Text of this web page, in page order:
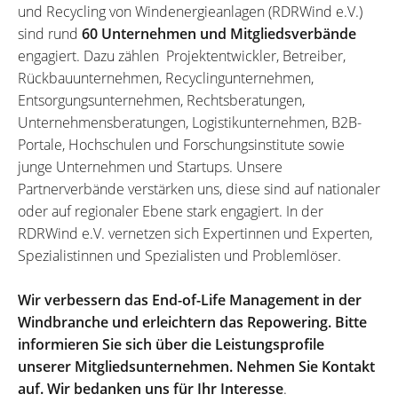
und Recycling von Windenergieanlagen (RDRWind e.V.)
sind rund 60 Unternehmen und Mitgliedsverbände
engagiert. Dazu zählen Projektentwickler, Betreiber,
Rückbauunternehmen, Recyclingunternehmen,
Entsorgungsunternehmen, Rechtsberatungen,
Unternehmensberatungen, Logistikunternehmen, B2B-
Portale, Hochschulen und Forschungsinstitute sowie
junge Unternehmen und Startups. Unsere
Partnerverbände verstärken uns, diese sind auf nationaler
oder auf regionaler Ebene stark engagiert. In der
RDRWind e.V. vernetzen sich Expertinnen und Experten,
Spezialistinnen und Spezialisten und Problemlöser.
Wir verbessern das End-of-Life Management in der
Windbranche und erleichtern das Repowering. Bitte
informieren Sie sich über die Leistungsprofile
unserer Mitgliedsunternehmen. Nehmen Sie Kontakt
auf. Wir bedanken uns für Ihr Interesse.